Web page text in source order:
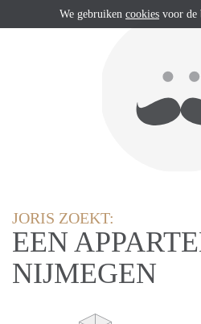
JORIS ZOEKT:
EEN
NIJMEGEN
We gebruiken cookies voor de